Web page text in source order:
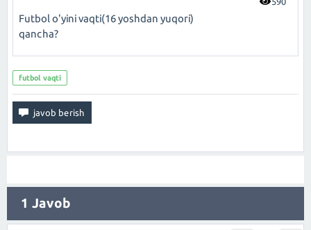
Futbol o'yini vaqti(16 yoshdan yuqori)
qancha?
futbol vaqti
1 Javob